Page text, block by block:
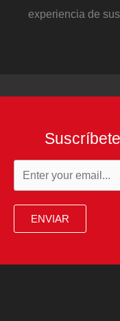
experiencia de
ENVIAR